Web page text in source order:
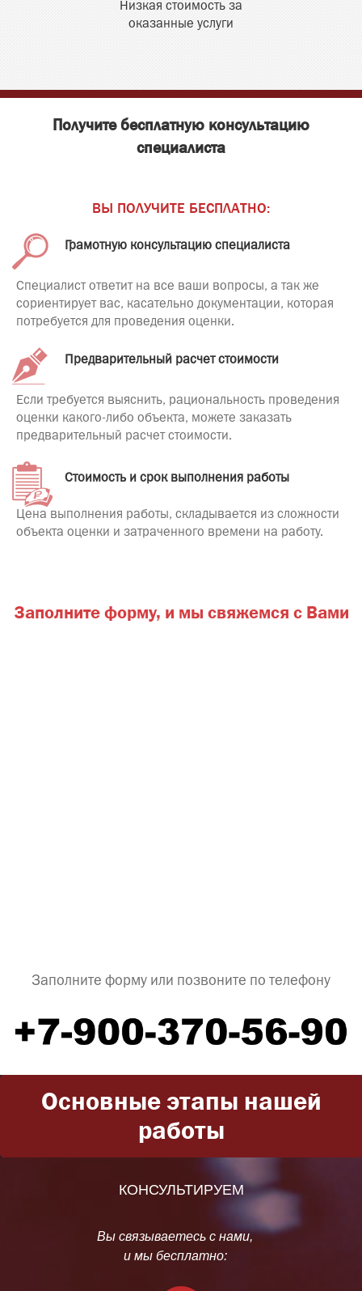
Низкая стоимость за
оказанные услуги
Получите бесплатную консультацию
специалиста
ВЫ ПОЛУЧИТЕ БЕСПЛАТНО:
Грамотную консультацию специалиста
Специалист ответит на все ваши вопросы, а так же
сориентирует вас, касательно документации, которая
потребуется для проведения оценки.
Предварительный расчет стоимости
Если требуется выяснить, рациональность проведения
оценки какого-либо объекта, можете заказать
предварительный расчет стоимости.
Стоимость и срок выполнения работы
Цена выполнения работы, складывается из сложности
объекта оценки и затраченного времени на работу.
Заполните форму, и мы свяжемся с Вами
Заполните форму или позвоните по телефону
Основные этапы нашей
работы
КОНСУЛЬТИРУЕМ
Вы связываетесь с нами,
и мы бесплатно: